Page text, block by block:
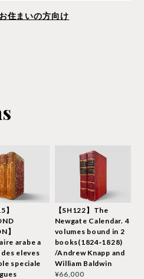
住まいの方向け
】
】
arabe a
eleves
speciale
【SH122】The
Newgate Calendar. 4
volumes bound in 2
books(1824‐1828)
/Andrew Knapp and
William Baldwin
¥66,000